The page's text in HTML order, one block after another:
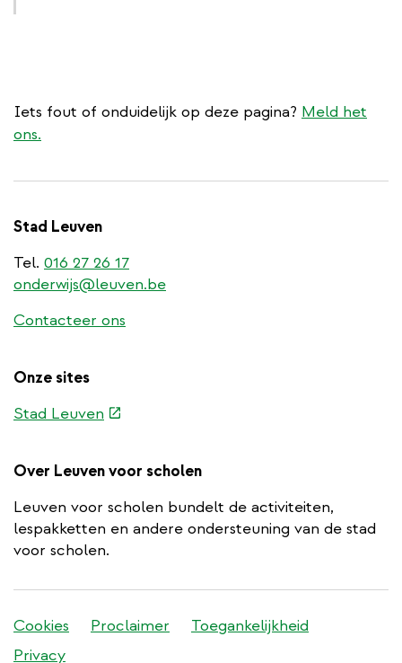
Iets fout of onduidelijk op deze pagina? Meld het
ons.
Stad Leuven
Tel. 016 27 26 17
onderwijs@leuven.be
Contacteer ons
Onze sites
Stad Leuven (externe
Over Leuven voor scholen
Leuven voor scholen bundelt de activiteiten,
lespakketten en andere ondersteuning van de stad
voor scholen.
Stadleuven
footer
Cookies Proclaimer
Toegankelijkheid
Privacy